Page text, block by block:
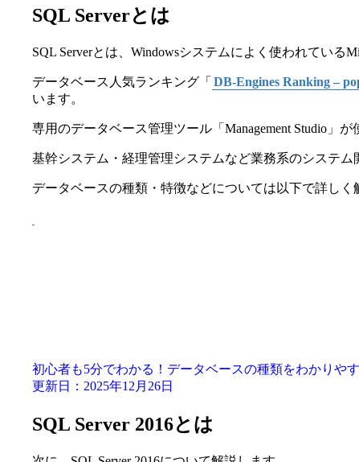
SQL Serverとは
SQL Serverとは、Windowsシステムによく使われている
データベース人気ランキング「 DB-Engines Ranking –
います。
専用のデータベース管理ツール「Management Studio」
基幹システム・経理管理システムなど業務系のシステ
データベースの種類・特徴などについては以下で詳し
初心者も5分でわかる！データベースの種類をわかりや
更新日：2025年12月26日
SQL Server 2016とは